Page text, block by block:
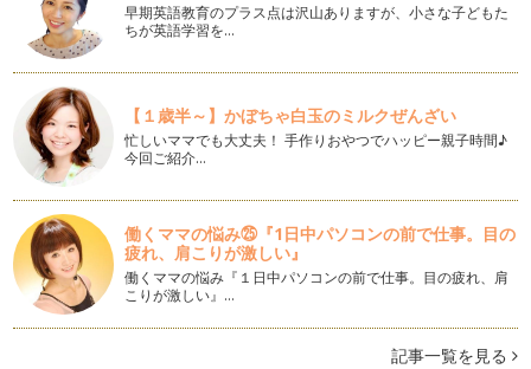
自然素材を使ったミツロウクリームアレンジ編
前回、ミツロウをベースとしたクリームの作り方をご紹介しま
したが、今回は、ちょっとアレンジを…
自然素材でハンドクリームを作ろう
いよいよ寒くなってくると、お肌の乾燥が気になりますよね？
特…
アロマでバスタイム
秋の装いが濃くなってきた街中、吹く風もだんだん冷たくな
り、一日の疲れをリセットす…
アロマで家事タイムを楽しく♪
植物から抽出した精油には抗菌作用があります。 前回に引き
続き、精油の抗菌…
早期英語教育のプラス点は沢山ありますが、小さな子どもた
ちが英語学習を…
【１歳半～】かぼちゃ白玉のミルクぜんざい
忙しいママでも大丈夫！ 手作りおやつでハッピー親子時間♪
今回ご紹介…
働くママの悩み㉕『1日中パソコンの前で仕事。目の
疲れ、肩こりが激しい』
働くママの悩み『１日中パソコンの前で仕事。目の疲れ、肩
こりが激しい』…
記事一覧を見る